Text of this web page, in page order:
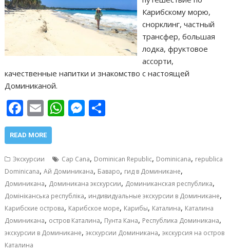
Карибскому морю,
снорклинг, частный
трансфер, большая
лодка, фруктовое
ассорти,
качественные напитки и знакомство с настоящей
Доминиканой.
F
ac
e
b
o
o
k
E
m
ai
l
W
s
A
p
p
M
e
n
g
er
р
а
в
и
т
ь
READ MORE
Экскурсии Cap Cana, Dominican Republic, Dominicana, republica
Dominicana,Ай Доминикана, Баваро, гид в Доминикане,
Доминикана, Доминикана экскурсии, Доминиканская республика,
Домініканська республіка, индивидуальные экскурсии в Доминикане,
Карибские острова, Карибское море, Карибы, Каталина, Каталина
Доминикана, остров Каталина, Пунта Кана, Республика Доминикана,
экскурсии в Доминикане,экскурсии Доминикана,экскурсия на остров
Каталина